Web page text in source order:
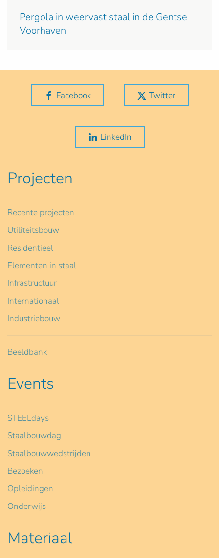
Pergola in weervast staal in de Gentse
Voorhaven
Facebook Twitter
LinkedIn
Projecten
Recente projecten
Utiliteitsbouw
Residentieel
Elementen in staal
Infrastructuur
Internationaal
Industriebouw
Beeldbank
Events
STEELdays
Staalbouwdag
Staalbouwwedstrijden
Bezoeken
Opleidingen
Onderwijs
Materiaal